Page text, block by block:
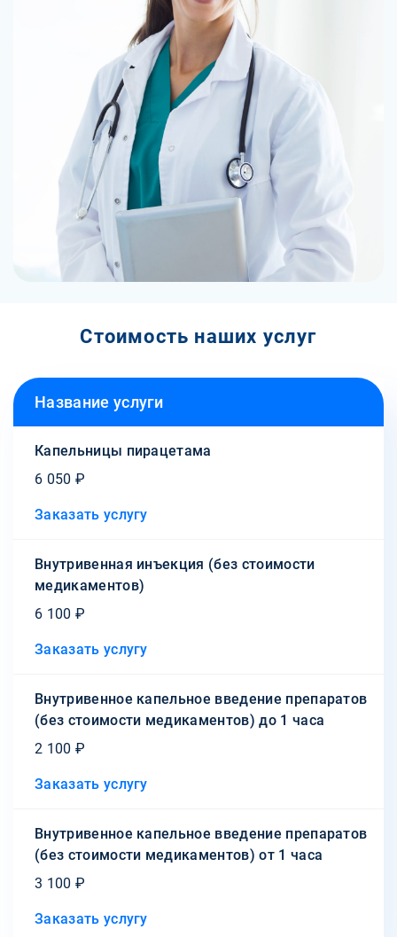
Стоимость наших услуг
Название услуги
Капельницы пирацетама
6 050 ₽
Заказать услугу
Внутривенная инъекция (без стоимости
медикаментов)
6 100 ₽
Заказать услугу
Внутривенное капельное введение препаратов
(без стоимости медикаментов) до 1 часа
2 100 ₽
Заказать услугу
Внутривенное капельное введение препаратов
(без стоимости медикаментов) от 1 часа
3 100 ₽
Заказать услугу